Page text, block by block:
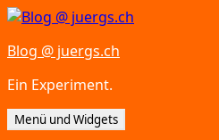
Zum
springen
Blog @ juergs.ch
Ein Experiment.
Menü und Widgets